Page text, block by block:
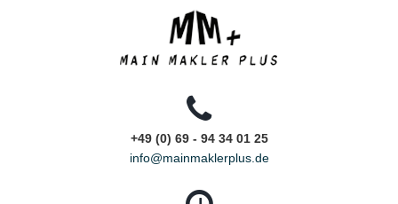
+49 (0) 69 - 94 34 01 25
info@mainmaklerplus.de